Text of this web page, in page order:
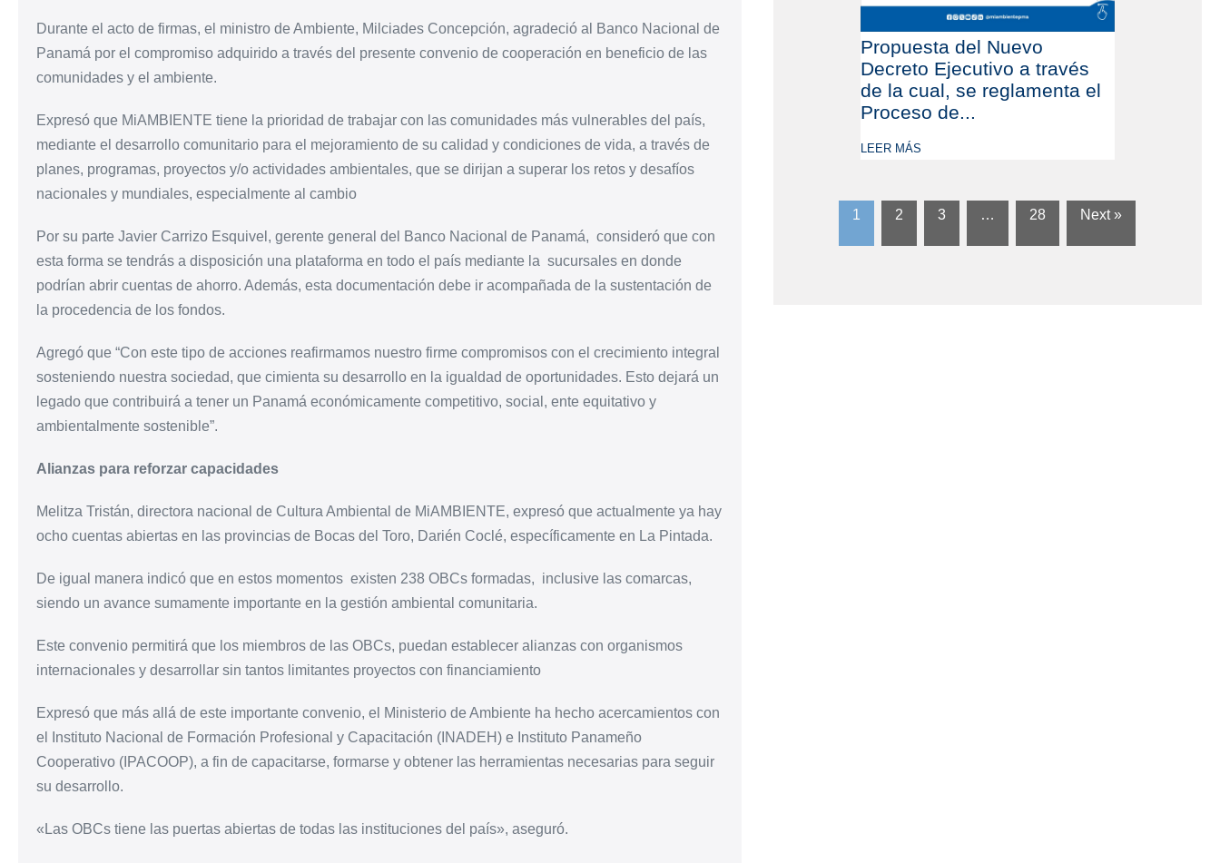
Durante el acto de firmas, el ministro de Ambiente, Milciades Concepción, agradeció al Banco Nacional de
Panamá por el compromiso adquirido a través del presente convenio de cooperación en beneficio de las
comunidades y el ambiente.
Expresó que MiAMBIENTE tiene la prioridad de trabajar con las comunidades más vulnerables del país,
mediante el desarrollo comunitario para el mejoramiento de su calidad y condiciones de vida, a través de
planes, programas, proyectos y/o actividades ambientales, que se dirijan a superar los retos y desafíos
nacionales y mundiales, especialmente al cambio
Por su parte Javier Carrizo Esquivel, gerente general del Banco Nacional de Panamá, consideró que con
esta forma se tendrás a disposición una plataforma en todo el país mediante la sucursales en donde
podrían abrir cuentas de ahorro. Además, esta documentación debe ir acompañada de la sustentación de
la procedencia de los fondos.
Agregó que “Con este tipo de acciones reafirmamos nuestro firme compromisos con el crecimiento integral
sosteniendo nuestra sociedad, que cimienta su desarrollo en la igualdad de oportunidades. Esto dejará un
legado que contribuirá a tener un Panamá económicamente competitivo, social, ente equitativo y
ambientalmente sostenible”.
Alianzas para reforzar capacidades
Melitza Tristán, directora nacional de Cultura Ambiental de MiAMBIENTE, expresó que actualmente ya hay
ocho cuentas abiertas en las provincias de Bocas del Toro, Darién Coclé, específicamente en La Pintada.
De igual manera indicó que en estos momentos existen 238 OBCs formadas, inclusive las comarcas,
siendo un avance sumamente importante en la gestión ambiental comunitaria.
Este convenio permitirá que los miembros de las OBCs, puedan establecer alianzas con organismos
internacionales y desarrollar sin tantos limitantes proyectos con financiamiento
Expresó que más allá de este importante convenio, el Ministerio de Ambiente ha hecho acercamientos con
el Instituto Nacional de Formación Profesional y Capacitación (INADEH) e Instituto Panameño
Cooperativo (IPACOOP), a fin de capacitarse, formarse y obtener las herramientas necesarias para seguir
su desarrollo.
«Las OBCs tiene las puertas abiertas de todas las instituciones del país», aseguró.
Propuesta del Nuevo
Decreto Ejecutivo a través
de la cual, se reglamenta el
Proceso de...
LEER MÁS
1 2 3 … 28 Next »